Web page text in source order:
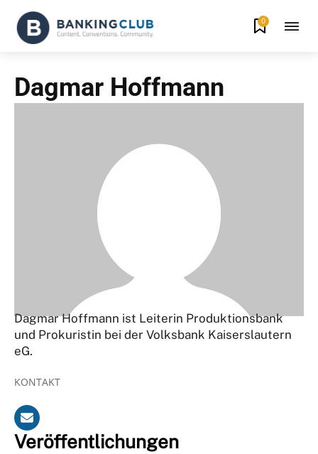
0
Dagmar Hoffmann
Dagmar Hoffmann ist Leiterin Produktionsbank
und Prokuristin bei der Volksbank Kaiserslautern
eG.
KONTAKT
Veröffentlichungen